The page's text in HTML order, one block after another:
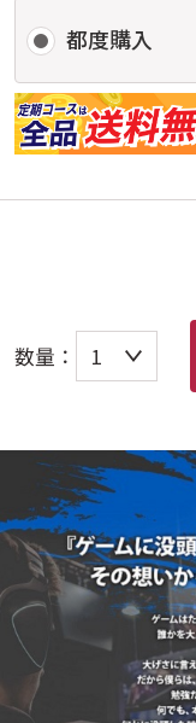
都度購入
数量：